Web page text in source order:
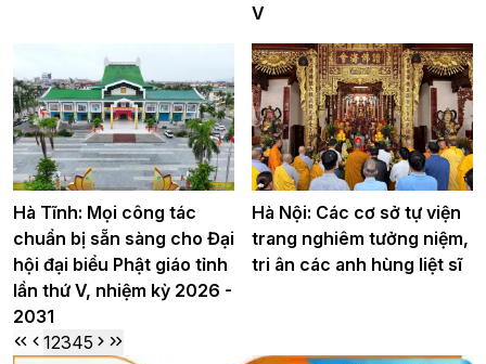
V
Hà Tĩnh: Mọi công tác
chuẩn bị sẵn sàng cho Đại
hội đại biểu Phật giáo tỉnh
lần thứ V, nhiệm kỳ 2026 -
2031
Hà Nội: Các cơ sở tự viện
trang nghiêm tưởng niệm,
tri ân các anh hùng liệt sĩ
12345